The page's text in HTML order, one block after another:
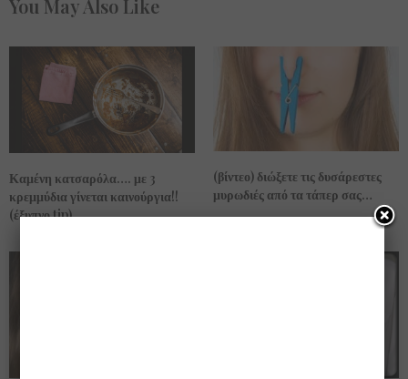
You May Also Like
Καμένη κατσαρόλα…. με 3
κρεμμύδια γίνεται καινούργια!!
(έξυπνο tip)
(βίντεο) διώξετε τις δυσάρεστες
μυρωδιές από τα τάπερ σας…